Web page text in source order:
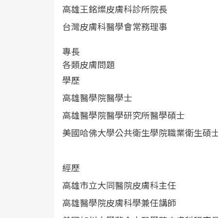
高雄王銘燦皮膚科診所院長
台灣皮膚科醫學會常務理事
專長
各類皮膚問題
學歷
高雄醫學院醫學士
高雄醫學院醫學研究所醫學碩士
美國哈佛大學公共衛生學院職業衛生碩
經歷
高雄市立大同醫院皮膚科主任
高雄醫學院皮膚科學兼任講師